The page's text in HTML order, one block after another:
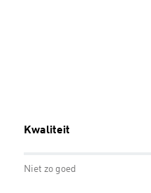
Kwaliteit
Niet zo goed